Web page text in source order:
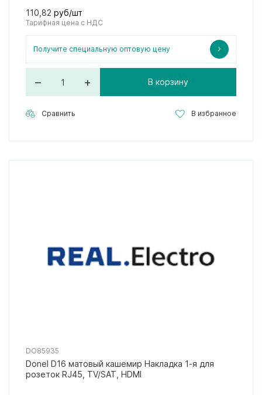
110,82 руб/шт
Тарифная цена с НДС
Получите специальную оптовую цену
– + В корзину
Сравнить В избранное
DO85935
Donel D16 матовый кашемир Накладка 1-я для
розеток RJ45, TV/SAT, HDMI